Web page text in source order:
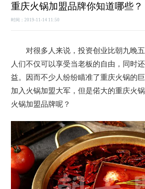
重庆火锅加盟品牌你知道哪些？
时间：2019-11-14 11:50
对很多人来说，投资创业比朝九晚
人们不仅可以享受当老板的自由，同时
益。因而不少人纷纷瞄准了重庆火锅的
加入火锅加盟大军，但是偌大的重庆火
火锅加盟品牌呢？